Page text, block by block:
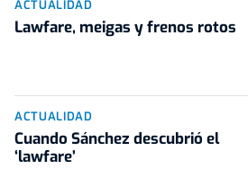
ACTUALIDAD
Lawfare, meigas y frenos rotos
ACTUALIDAD
Cuando Sánchez descubrió el
‘lawfare’